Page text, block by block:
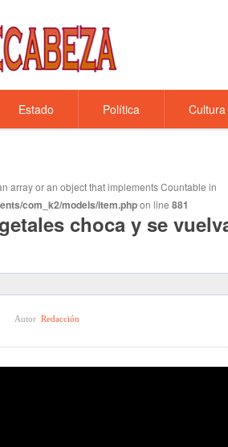
Estado Política Cultura
array or an object that implements Countable in
com_k2/models/item.phpon line 881
choca y se
Autor Redacción